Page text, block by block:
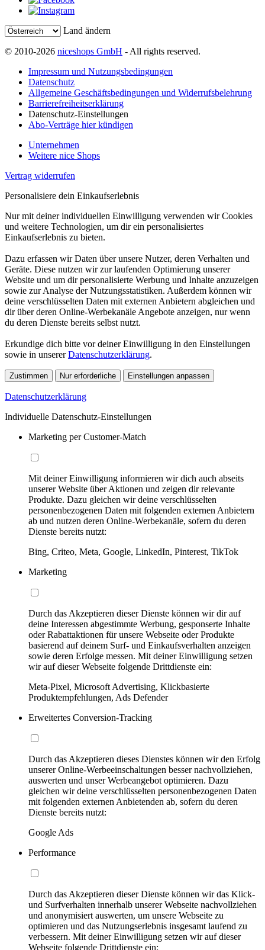
Land ändern
© 2010-2026 niceshops GmbH - All rights reserved.
Impressum und Nutzungsbedingungen
Datenschutz
Allgemeine Geschäftsbedingungen und Widerrufsbelehrung
Barrierefreiheitserklärung
Datenschutz-Einstellungen
Abo-Verträge hier kündigen
Unternehmen
Weitere nice Shops
Vertrag widerrufen
Personalisiere dein Einkaufserlebnis
Nur mit deiner individuellen Einwilligung verwenden wir Cookies
und weitere Technologien, um dir ein personalisiertes
Einkaufserlebnis zu bieten.
Dazu erfassen wir Daten über unsere Nutzer, deren Verhalten und
Geräte. Diese nutzen wir zur laufenden Optimierung unserer
Website und um dir personalisierte Werbung und Inhalte anzuzeigen
sowie zur Analyse der Nutzungsstatistiken. Außerdem können wir
deine verschlüsselten Daten mit externen Anbietern abgleichen und
dir über deren Online-Werbekanäle Angebote anzeigen, nur wenn
du deren Dienste bereits selbst nutzt.
Erkundige dich bitte vor deiner Einwilligung in den Einstellungen
sowie in unsererDatenschutzerklärung.
Zustimmen Nur erforderliche Einstellungen anpassen
Datenschutzerklärung
Individuelle Datenschutz-Einstellungen
Marketing per Customer-Match
Mit deiner Einwilligung informieren wir dich auch abseits
unserer Website über Aktionen und zeigen dir relevante
Produkte. Dazu gleichen wir deine verschlüsselten
personenbezogenen Daten mit folgenden externen Anbietern
ab und nutzen deren Online-Werbekanäle, sofern du deren
Dienste bereits nutzt:
Bing, Criteo, Meta, Google, LinkedIn, Pinterest, TikTok
Marketing
Durch das Akzeptieren dieser Dienste können wir dir auf
deine Interessen abgestimmte Werbung, gesponserte Inhalte
oder Rabattaktionen für unsere Webseite oder Produkte
basierend auf deinem Surf- und Einkaufsverhalten anzeigen
sowie deren Erfolge messen. Mit deiner Einwilligung setzen
wir auf dieser Webseite folgende Drittdienste ein:
Meta-Pixel, Microsoft Advertising, Klickbasierte
Produktempfehlungen, Ads Defender
Erweitertes Conversion-Tracking
Durch das Akzeptieren dieses Dienstes können wir den Erfolg
unserer Online-Werbeeinschaltungen besser nachvollziehen,
auswerten und unser Werbeangebot optimieren. Dazu
gleichen wir deine verschlüsselten personenbezogenen Daten
mit folgenden externen Anbietenden ab, sofern du deren
Dienste bereits nutzt:
Google Ads
Performance
Durch das Akzeptieren dieser Dienste können wir das Klick-
und Surfverhalten innerhalb unserer Webseite nachvollziehen
und anonymisiert auswerten, um unsere Webseite zu
optimieren und das Nutzungserlebnis insgesamt laufend zu
verbessern. Mit deiner Einwilligung setzen wir auf dieser
Webseite folgende Drittdienste ein: